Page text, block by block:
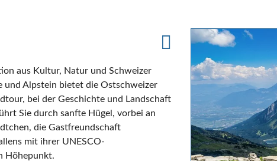
aus Kultur, Natur und Schweizer
und Alpstein bietet die Ostschweizer
bei der Geschichte und Landschaft
Sie durch sanfte Hügel, vorbei an
die Gastfreundschaft
mit ihrer UNESCO-
Höhepunkt.